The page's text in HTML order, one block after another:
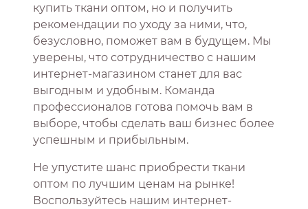
купить ткани оптом, но и получить
рекомендации по уходу за ними, что,
безусловно, поможет вам в будущем. Мы
уверены, что сотрудничество с нашим
интернет-магазином станет для вас
выгодным и удобным. Команда
профессионалов готова помочь вам в
выборе, чтобы сделать ваш бизнес более
успешным и прибыльным.
Не упустите шанс приобрести ткани
оптом по лучшим ценам на рынке!
Воспользуйтесь нашим интернет-